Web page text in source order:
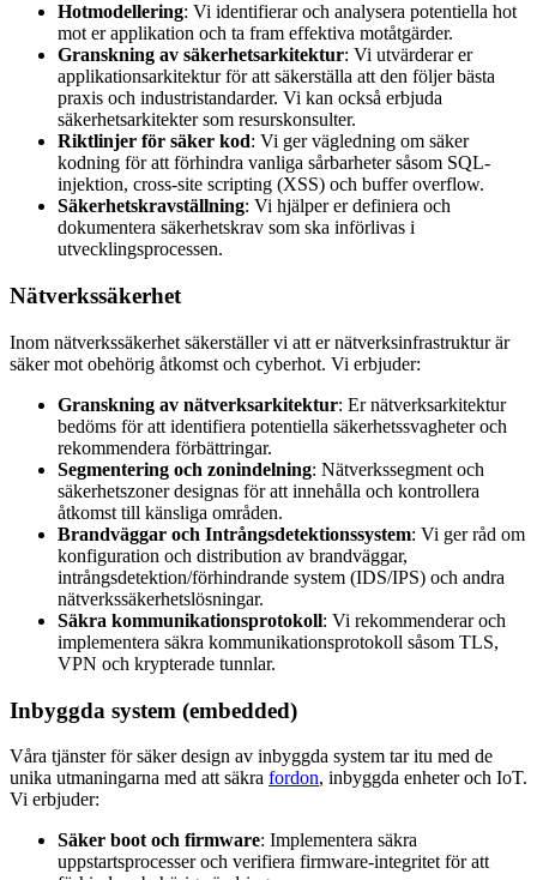
Hotmodellering: Vi identifierar och analysera potentiella hot
mot er applikation och ta fram effektiva motåtgärder.
Granskning av säkerhetsarkitektur: Vi utvärderar er
applikationsarkitektur för att säkerställa att den följer bästa
praxis och industristandarder. Vi kan också erbjuda
säkerhetsarkitekter som resurskonsulter.
Riktlinjer för säker kod: Vi ger vägledning om säker
kodning för att förhindra vanliga sårbarheter såsom SQL-
injektion, cross-site scripting (XSS) och buffer overflow.
Säkerhetskravställning: Vi hjälper er definiera och
dokumentera säkerhetskrav som ska införlivas i
utvecklingsprocessen.
Nätverkssäkerhet
Inom nätverkssäkerhet säkerställer vi att er nätverksinfrastruktur är
säker mot obehörig åtkomst och cyberhot. Vi erbjuder:
Granskning av nätverksarkitektur: Er nätverksarkitektur
bedöms för att identifiera potentiella säkerhetssvagheter och
rekommendera förbättringar.
Segmentering och zonindelning: Nätverkssegment och
säkerhetszoner designas för att innehålla och kontrollera
åtkomst till känsliga områden.
Brandväggar och Intrångsdetektionssystem: Vi ger råd om
konfiguration och distribution av brandväggar,
intrångsdetektion/förhindrande system (IDS/IPS) och andra
nätverkssäkerhetslösningar.
Säkra kommunikationsprotokoll: Vi rekommenderar och
implementera säkra kommunikationsprotokoll såsom TLS,
VPN och krypterade tunnlar.
Inbyggda system (embedded)
Våra tjänster för säker design av inbyggda system tar itu med de
unika utmaningarna med att säkra fordon, inbyggda enheter och IoT.
Vi erbjuder:
Säker boot och firmware: Implementera säkra
uppstartsprocesser och verifiera firmware-integritet för att